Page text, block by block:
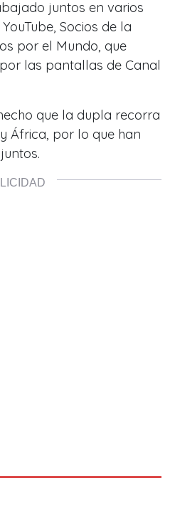
juntos en varios
Socios de la
por el Mundo, que
las pantallas de Canal
que la dupla recorra
África, por lo que han